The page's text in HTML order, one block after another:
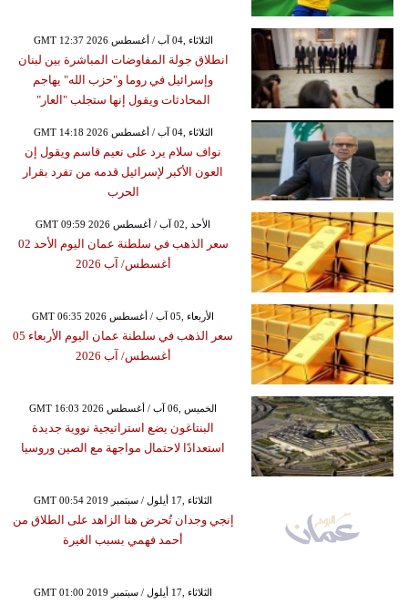
GMT 12:37 2026 الثلاثاء ,04 آب / أغسطس
انطلاق جولة المفاوضات المباشرة بين لبنان
وإسرائيل في روما و"حزب الله" يهاجم
المحادثات ويقول إنها ستجلب "العار"
GMT 14:18 2026 الثلاثاء ,04 آب / أغسطس
نواف سلام يرد على نعيم قاسم ويقول إن
العون الأكبر لإسرائيل قدمه من تفرد بقرار
الحرب
GMT 09:59 2026 الأحد ,02 آب / أغسطس
سعر الذهب في سلطنة عمان اليوم الأحد 02
أغسطس/ آب 2026
GMT 06:35 2026 الأربعاء ,05 آب / أغسطس
سعر الذهب في سلطنة عمان اليوم الأربعاء 05
أغسطس/ آب 2026
GMT 16:03 2026 الخميس ,06 آب / أغسطس
البنتاغون يضع استراتيجية نووية جديدة
استعدادًا لاحتمال مواجهة مع الصين وروسيا
GMT 00:54 2019 الثلاثاء ,17 أيلول / سبتمبر
إنجي وجدان تُحرض هنا الزاهد على الطلاق من
أحمد فهمي بسبب الغيرة
GMT 01:00 2019 الثلاثاء ,17 أيلول / سبتمبر